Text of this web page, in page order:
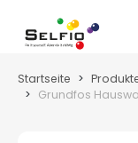
Zum Hauptinhalt
Startseite
Grundfos